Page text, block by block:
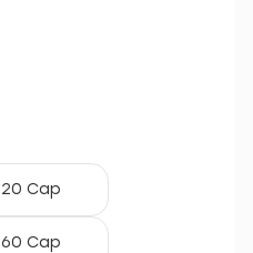
20 Cap
60 Cap